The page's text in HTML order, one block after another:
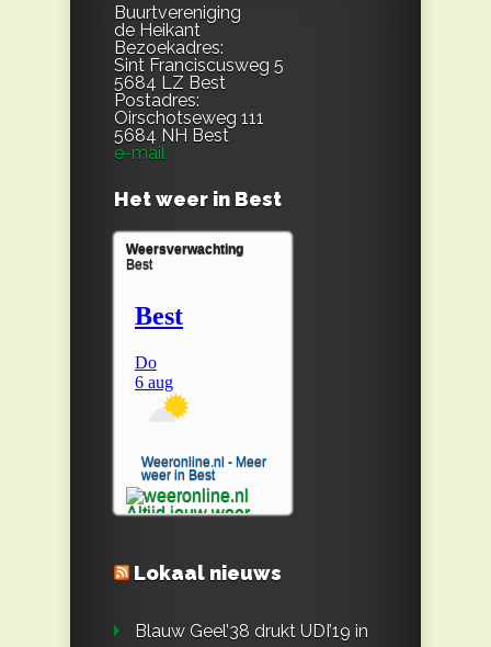
Buurtvereniging
de Heikant
Bezoekadres:
Sint Franciscusweg 5
5684 LZ Best
Postadres:
Oirschotseweg 111
5684 NH Best
e-mail
Het weer in Best
Weersverwachting
Best
Weeronline.nl - Meer
weer in Best
Lokaal nieuws
Blauw Geel’38 drukt UDI’19 in